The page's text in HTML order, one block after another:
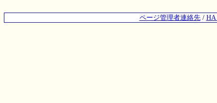
ページ管理者連絡先/ HA